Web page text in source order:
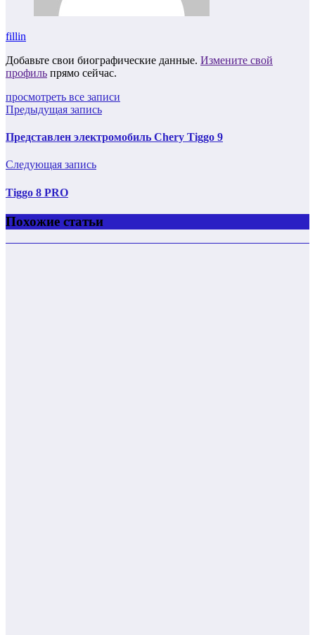
fillin
Добавьте свои биографические данные. Измените свой
профиль прямо сейчас.
просмотреть все записи
Предыдущая запись
Представлен электромобиль Chery Tiggo 9
Следующая запись
Tiggo 8 PRO
Похожие статьи